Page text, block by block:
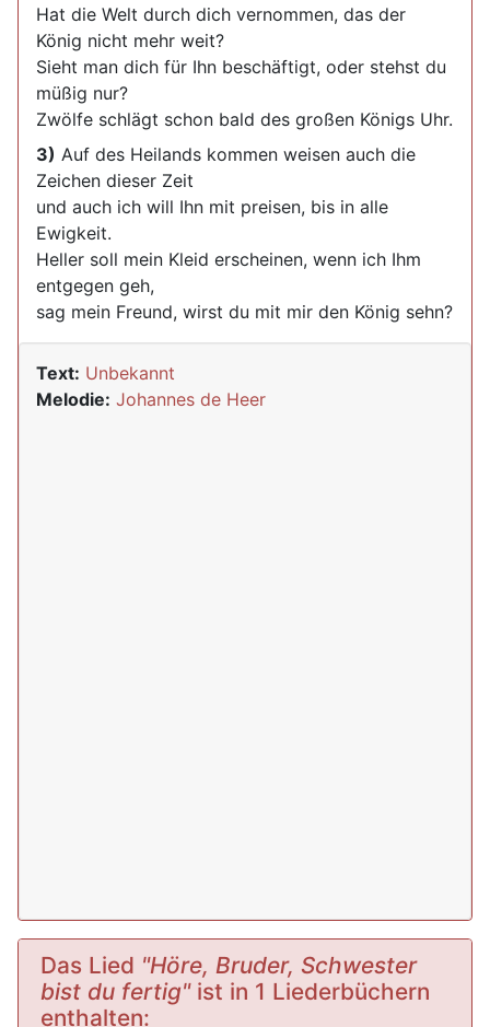
Hat die Welt durch dich vernommen, das der
König nicht mehr weit?
Sieht man dich für Ihn beschäftigt, oder stehst du
müßig nur?
Zwölfe schlägt schon bald des großen Königs Uhr.
3) Auf des Heilands kommen weisen auch die
Zeichen dieser Zeit
und auch ich will Ihn mit preisen, bis in alle
Ewigkeit.
Heller soll mein Kleid erscheinen, wenn ich Ihm
entgegen geh,
sag mein Freund, wirst du mit mir den König sehn?
Text: Unbekannt
Melodie: Johannes de Heer
Das Lied "Höre, Bruder, Schwester
bist du fertig"ist in 1 Liederbüchern
enthalten: